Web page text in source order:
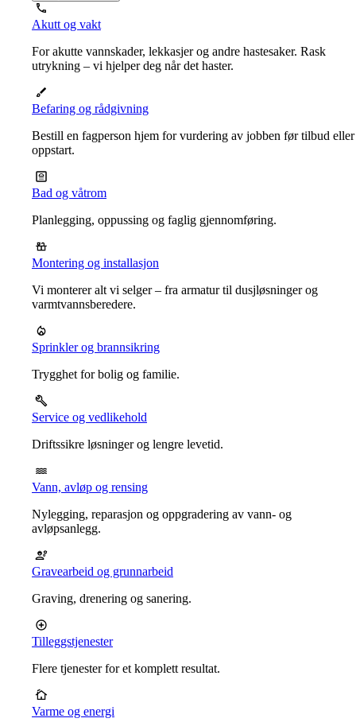
Akutt og vakt
For akutte vannskader, lekkasjer og andre hastesaker. Rask
utrykning – vi hjelper deg når det haster.
Befaring og rådgivning
Bestill en fagperson hjem for vurdering av jobben før tilbud eller
oppstart.
Bad og våtrom
Planlegging, oppussing og faglig gjennomføring.
Montering og installasjon
Vi monterer alt vi selger – fra armatur til dusjløsninger og
varmtvannsberedere.
Sprinkler og brannsikring
Trygghet for bolig og familie.
Service og vedlikehold
Driftssikre løsninger og lengre levetid.
Vann, avløp og rensing
Nylegging, reparasjon og oppgradering av vann- og
avløpsanlegg.
Gravearbeid og grunnarbeid
Graving, drenering og sanering.
Tilleggstjenester
Flere tjenester for et komplett resultat.
Varme og energi